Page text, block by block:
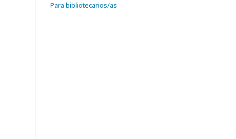
Para bibliotecarios/as